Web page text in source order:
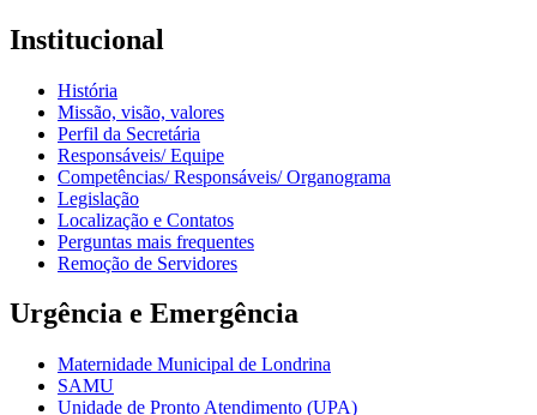
Institucional
História
Missão, visão, valores
Perfil da Secretária
Responsáveis/ Equipe
Competências/ Responsáveis/ Organograma
Legislação
Localização e Contatos
Perguntas mais frequentes
Remoção de Servidores
Urgência e Emergência
Maternidade Municipal de Londrina
SAMU
Unidade de Pronto Atendimento (UPA)